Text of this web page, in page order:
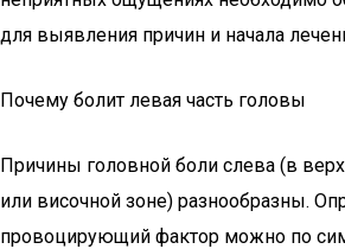
для выявления причин и начала
Почему болит левая часть головы
Причины головной боли слева (в
или височной зоне) разнообразны.
провоцирующий фактор можно по